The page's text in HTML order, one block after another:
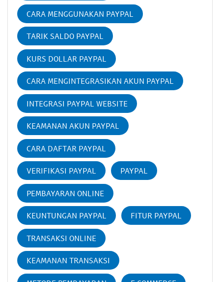
CARA MENGGUNAKAN PAYPAL
TARIK SALDO PAYPAL
KURS DOLLAR PAYPAL
CARA MENGINTEGRASIKAN AKUN PAYPAL
INTEGRASI PAYPAL WEBSITE
KEAMANAN AKUN PAYPAL
CARA DAFTAR PAYPAL
VERIFIKASI PAYPAL PAYPAL
PEMBAYARAN ONLINE
KEUNTUNGAN PAYPAL FITUR PAYPAL
TRANSAKSI ONLINE
KEAMANAN TRANSAKSI